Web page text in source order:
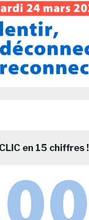
en 15 chiffres !